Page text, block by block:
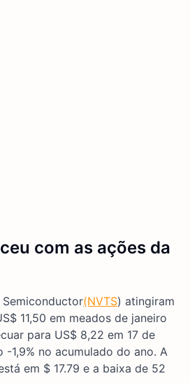
com as ações da
(NVTS) atingiram
11,50 em meados de janeiro
para US$ 8,22 em 17 de
1,9% no acumulado do ano. A
em $ 17.79 e a baixa de 52